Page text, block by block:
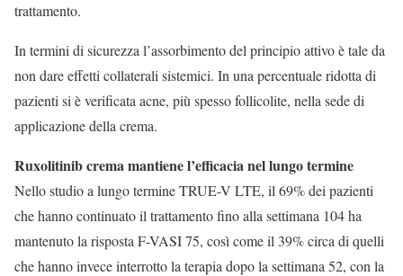
trattamento.
In termini di sicurezza l’assorbimento del principio attivo è tale da
non dare effetti collaterali sistemici. In una percentuale ridotta di
pazienti si è verificata acne, più spesso follicolite, nella sede di
applicazione della crema.
Ruxolitinib crema mantiene l’efficacia nel lungo termine
Nello studio a lungo termine TRUE-V LTE, il 69% dei pazienti
che hanno continuato il trattamento fino alla settimana 104 ha
mantenuto la risposta F-VASI 75, così come il 39% circa di quelli
che hanno invece interrotto la terapia dopo la settimana 52, con la